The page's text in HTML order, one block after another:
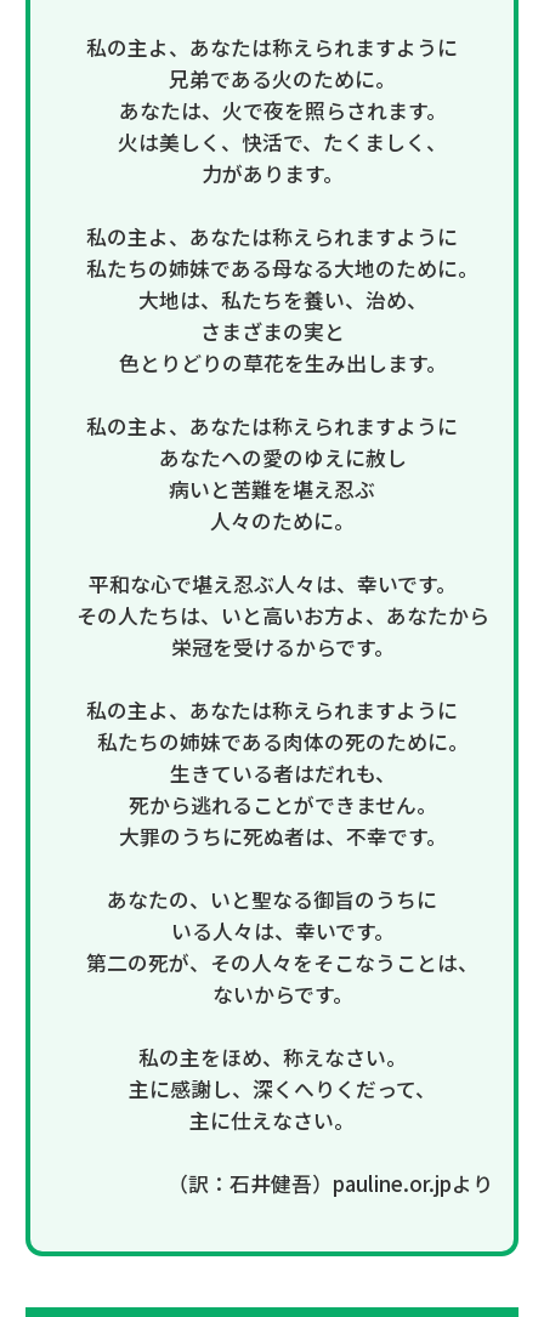
私の主よ、あなたは称えられますように
兄弟である火のために。
あなたは、火で夜を照らされます。
火は美しく、快活で、たくましく、
力があります。
私の主よ、あなたは称えられますように
私たちの姉妹である母なる大地のために。
大地は、私たちを養い、治め、
さまざまの実と
色とりどりの草花を生み出します。
私の主よ、あなたは称えられますように
あなたへの愛のゆえに赦し
病いと苦難を堪え忍ぶ
人々のために。
平和な心で堪え忍ぶ人々は、幸いです。
その人たちは、いと高いお方よ、あなたから
栄冠を受けるからです。
私の主よ、あなたは称えられますように
私たちの姉妹である肉体の死のために。
生きている者はだれも、
死から逃れることができません。
大罪のうちに死ぬ者は、不幸です。
あなたの、いと聖なる御旨のうちに
いる人々は、幸いです。
第二の死が、その人々をそこなうことは、
ないからです。
私の主をほめ、称えなさい。
主に感謝し、深くへりくだって、
主に仕えなさい。
（訳：石井健吾）pauline.or.jpより